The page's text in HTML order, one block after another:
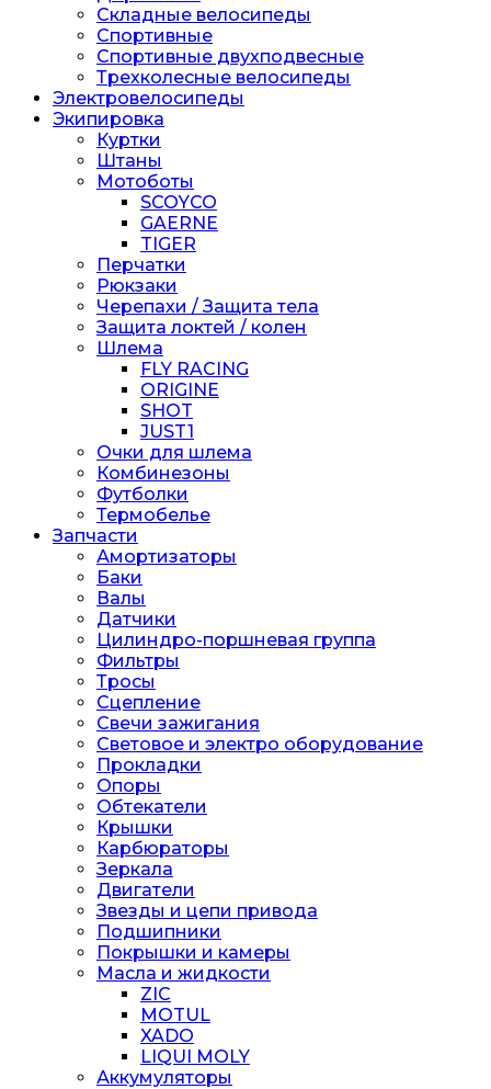
Складные велосипеды
Спортивные
Спортивные двухподвесные
Трехколесные велосипеды
Электровелосипеды
Экипировка
Куртки
Штаны
Мотоботы
SCOYCO
GAERNE
TIGER
Перчатки
Рюкзаки
Черепахи / Защита тела
Защита локтей / колен
Шлема
FLY RACING
ORIGINE
SHOT
JUST1
Очки для шлема
Комбинезоны
Футболки
Термобелье
Запчасти
Амортизаторы
Баки
Валы
Датчики
Цилиндро-поршневая группа
Фильтры
Тросы
Сцепление
Свечи зажигания
Световое и электро оборудование
Прокладки
Опоры
Обтекатели
Крышки
Карбюраторы
Зеркала
Двигатели
Звезды и цепи привода
Подшипники
Покрышки и камеры
Масла и жидкости
ZIC
MOTUL
XADO
LIQUI MOLY
Аккумуляторы